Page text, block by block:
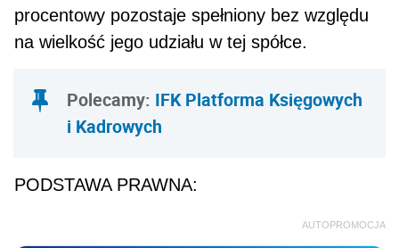
procentowy pozostaje spełniony bez względu
na wielkość jego udziału w tej spółce.
Polecamy: IFK Platforma Księgowych
i Kadrowych
PODSTAWA PRAWNA:
AUTOPROMOCJA